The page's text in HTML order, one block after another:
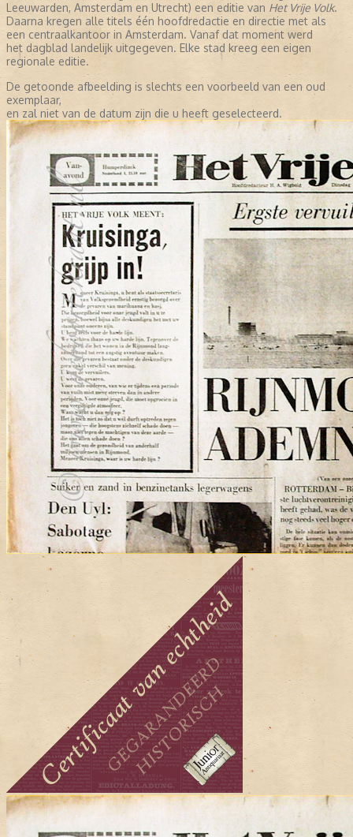
Leeuwarden, Amsterdam en Utrecht) een editie van Het Vrije Volk.
Daarna kregen alle titels één hoofdredactie en directie met als
een centraalkantoor in Amsterdam. Vanaf dat moment werd
het dagblad landelijk uitgegeven. Elke stad kreeg een eigen
regionale editie.
De getoonde afbeelding is slechts een voorbeeld van een oud
exemplaar,
en zal niet van de datum zijn die u heeft geselecteerd.